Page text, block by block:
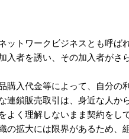
トワークビジネスとも呼ば
入者を誘い、その加入者がさ
入代金等によって、自分の
連鎖販売取引は、身近な人
よく理解しないまま契約をし
の拡大には限界があるため